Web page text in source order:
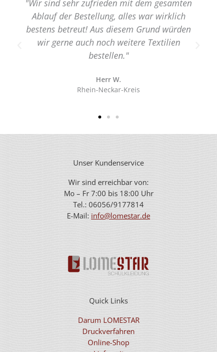
"Wir sind sehr zufrieden mit dem gesamten
Ablauf der Bestellung, alles war wirklich
bestens betreut! Aus diesem Grund würden
wir gerne auch noch weitere Textilien
bestellen."
Herr W.
Rhein-Neckar-Kreis
Unser Kundenservice
Wir sind erreichbar von:
Mo – Fr 7:00 bis 18:00 Uhr
Tel.: 06056/9177814
E-Mail: info@lomestar.de
Quick Links
Darum LOMESTAR
Druckverfahren
Online-Shop